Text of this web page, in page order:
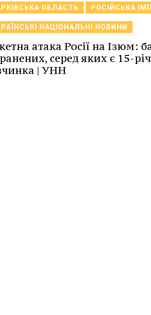
ОБЛАСТЬ РОСІЙСЬКА
НАЦІОНАЛЬНІ НОВИНИ
атака Росії на Ізюм:
серед яких є 15-
| УНН